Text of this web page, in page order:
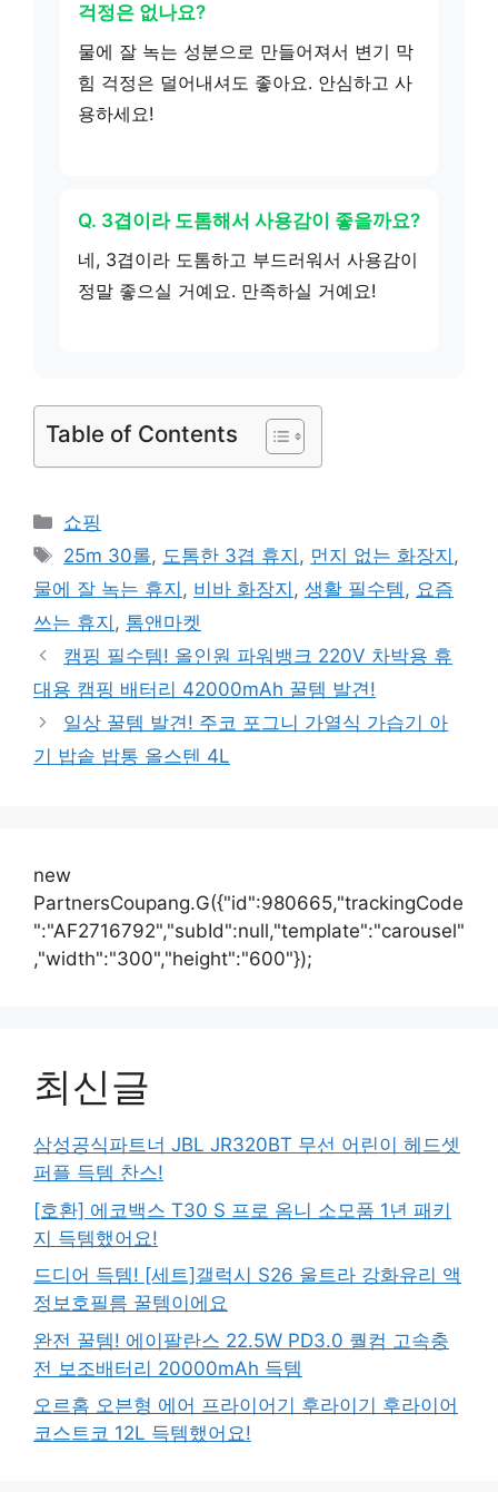
걱정은 없나요?
물에 잘 녹는 성분으로 만들어져서 변기 막
힘 걱정은 덜어내셔도 좋아요. 안심하고 사
용하세요!
Q. 3겹이라 도톰해서 사용감이 좋을까요?
네, 3겹이라 도톰하고 부드러워서 사용감이
정말 좋으실 거예요. 만족하실 거예요!
Table of Contents
카
테
리
쇼핑
태
그
25m 30롤, 도톰한 3겹 휴지 , 먼지 없는 화장지 ,
물에 잘 녹는 휴지 , 비바 화장지 , 생활 필수템, 요즘
쓰는 휴지 , 톰앤마켓
캠핑 필수템! 올인원 파워뱅크 220V 차박용 휴
대용 캠핑 배터리 42000mAh 꿀템 발견!
일상 꿀템 발견! 주코 포그니 가열식 가습기 아
기 밥솥 밥통 올스텐 4L
new
PartnersCoupang.G({"id":980665,"trackingCode
":"AF2716792","subId":null,"template":"carousel"
,"width":"300","height":"600"});
최신글
삼성공식파트너 JBL JR320BT 무선 어린이 헤드셋
퍼플 득템 찬스!
[호환] 에코백스 T30 S 프로 옴니 소모품 1년 패키
지 득템했어요!
드디어 득템! [세트]갤럭시 S26 울트라 강화유리 액
정보호필름 꿀템이에요
완전 꿀템! 에이팔란스 22.5W PD3.0 퀄컴 고속충
전 보조배터리 20000mAh 득템
오르홈 오븐형 에어 프라이어기 후라이기 후라이어
코스트코 12L 득템했어요!